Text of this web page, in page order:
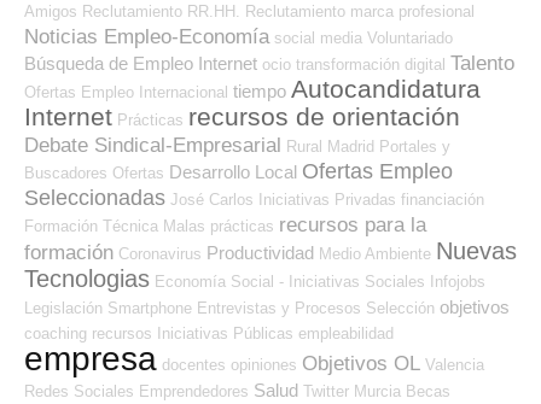
Amigos Reclutamiento RR.HH. Reclutamiento marca profesional
Noticias Empleo-Economía social media Voluntariado
Búsqueda de Empleo Internet ocio transformación digital Talento
Ofertas Empleo Internacional tiempo Autocandidatura
Internet Prácticas recursos de orientación
Debate Sindical-Empresarial Rural Madrid Portales y
Buscadores Ofertas Desarrollo Local Ofertas Empleo
Seleccionadas José Carlos Iniciativas Privadas financiación
Formación Técnica Malas prácticas recursos para la
formación Coronavirus Productividad Medio Ambiente Nuevas
Tecnologias Economía Social - Iniciativas Sociales Infojobs
Legislación Smartphone Entrevistas y Procesos Selección objetivos
coaching recursos Iniciativas Públicas empleabilidad
empresa docentes opiniones Objetivos OL Valencia
Redes Sociales Emprendedores Salud Twitter Murcia Becas